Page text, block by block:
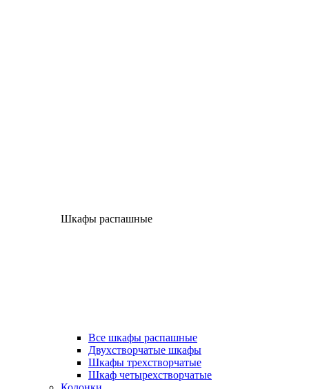
Шкафы распашные
Все шкафы распашные
Двухстворчатые шкафы
Шкафы трехстворчатые
Шкаф четырехстворчатые